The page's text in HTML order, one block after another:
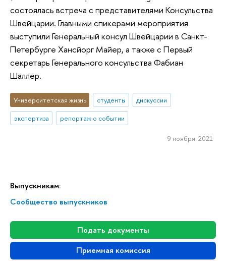
Выпускникам:
Сообщество выпускников
Подать документы
Приемная комиссия
состоялась встреча с представителями Консульства
Швейцарии. Главными спикерами мероприятия
выступили Генеральный консул Швейцарии в Санкт-
Петербурге Хансйорг Майер, а также с Первый
секретарь Генерального консульства Фабиан
Шаллер.
Университетская жизнь студенты
дискуссии
экспертиза
репортаж о событии
9 ноября 2021